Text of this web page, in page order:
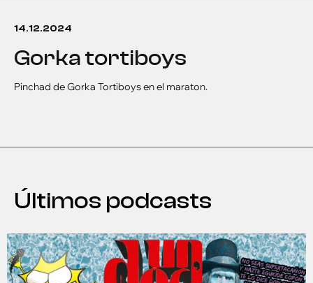
14.12.2024
gorka tortiboys
Pinchad de Gorka Tortiboys en el maraton.
Últimos podcasts